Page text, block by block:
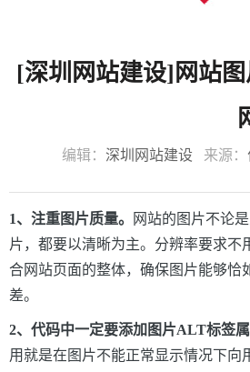
[深圳网站建设]网站
编辑： 深圳网站建设 来源：
1、注重图片质量。
网站的图片不论
片，都要以清晰为主。分辨率要求
合网站页面的整体，确保图片能够恰
差。
2、代码中一定要添加图片ALT标签属
用就是在图片不能正常显示情况下向